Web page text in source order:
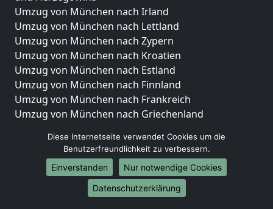
Umzug von München nach Irland
Umzug von München nach Lettland
Umzug von München nach Zypern
Umzug von München nach Kroatien
Umzug von München nach Estland
Umzug von München nach Finnland
Umzug von München nach Frankreich
Umzug von München nach Griechenland
Umzug von München nach Liechtenstein
Umzug von München nach Luxemburg
Umzug von München nach Niederlande
Umzug von München nach Norwegen
Diese Internetseite verwendet Cookies um die
Benutzerfreundlichkeit zu verbessern.
Einverstanden
Nur notwendige Cookies
Datenschutzerklärung